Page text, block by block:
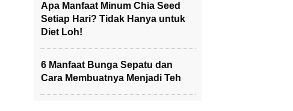
Apa Manfaat Minum Chia Seed
Setiap Hari? Tidak Hanya untuk
Diet Loh!
6 Manfaat Bunga Sepatu dan
Cara Membuatnya Menjadi Teh